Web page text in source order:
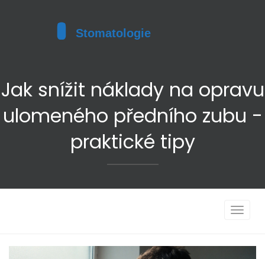
Jak snížit náklady na opravu
ulomeného předního zubu -
praktické tipy
Toggle